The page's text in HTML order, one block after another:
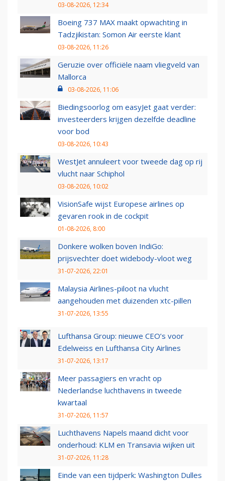
03-08-2026, 12:34
Boeing 737 MAX maakt opwachting in
Tadzjikistan: Somon Air eerste klant
03-08-2026, 11:26
Geruzie over officiële naam vliegveld van
Mallorca
03-08-2026, 11:06
Biedingsoorlog om easyJet gaat verder:
investeerders krijgen dezelfde deadline
voor bod
03-08-2026, 10:43
WestJet annuleert voor tweede dag op rij
vlucht naar Schiphol
03-08-2026, 10:02
VisionSafe wijst Europese airlines op
gevaren rook in de cockpit
01-08-2026, 8:00
Donkere wolken boven IndiGo:
prijsvechter doet widebody-vloot weg
31-07-2026, 22:01
Malaysia Airlines-piloot na vlucht
aangehouden met duizenden xtc-pillen
31-07-2026, 13:55
Lufthansa Group: nieuwe CEO’s voor
Edelweiss en Lufthansa City Airlines
31-07-2026, 13:17
Meer passagiers en vracht op
Nederlandse luchthavens in tweede
kwartaal
31-07-2026, 11:57
Luchthavens Napels maand dicht voor
onderhoud: KLM en Transavia wijken uit
31-07-2026, 11:28
Einde van een tijdperk: Washington Dulles